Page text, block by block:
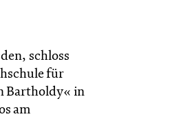
schloss
für
Bartholdy« in
am